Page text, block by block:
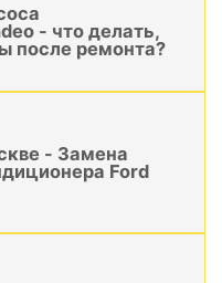
- что делать,
после ремонта?
- Замена
Ford